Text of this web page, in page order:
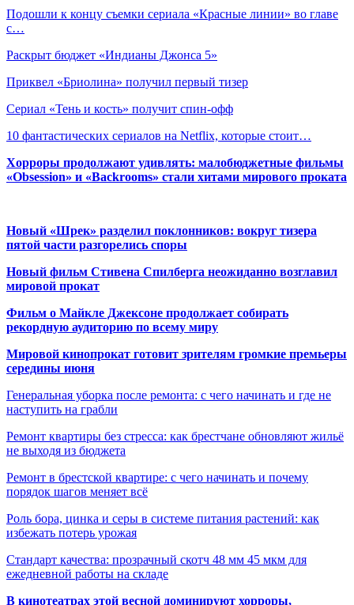
Подошли к концу съемки сериала «Красные линии» во главе
с…
Раскрыт бюджет «Индианы Джонса 5»
Приквел «Бриолина» получил первый тизер
Сериал «Тень и кость» получит спин-офф
10 фантастических сериалов на Netflix, которые стоит…
Хорроры продолжают удивлять: малобюджетные фильмы
«Obsession» и «Backrooms» стали хитами мирового проката
Новый «Шрек» разделил поклонников: вокруг тизера
пятой части разгорелись споры
Новый фильм Стивена Спилберга неожиданно возглавил
мировой прокат
Фильм о Майкле Джексоне продолжает собирать
рекордную аудиторию по всему миру
Мировой кинопрокат готовит зрителям громкие премьеры
середины июня
Генеральная уборка после ремонта: с чего начинать и где не
наступить на грабли
Ремонт квартиры без стресса: как брестчане обновляют жильё
не выходя из бюджета
Ремонт в брестской квартире: с чего начинать и почему
порядок шагов меняет всё
Роль бора, цинка и серы в системе питания растений: как
избежать потерь урожая
Стандарт качества: прозрачный скотч 48 мм 45 мкм для
ежедневной работы на складе
В кинотеатрах этой весной доминируют хорроры,